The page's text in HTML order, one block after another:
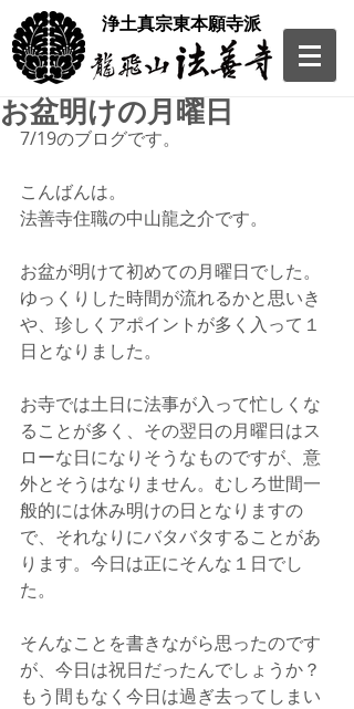
​浄土真宗東本願寺派
お盆明けの月曜日
7/19のブログです。
こんばんは。
法善寺住職の中山龍之介です。
お盆が明けて初めての月曜日でした。
ゆっくりした時間が流れるかと思いき
や、珍しくアポイントが多く入って１
日となりました。
お寺では土日に法事が入って忙しくな
ることが多く、その翌日の月曜日はス
ローな日になりそうなものですが、意
外とそうはなりません。むしろ世間一
般的には休み明けの日となりますの
で、それなりにバタバタすることがあ
ります。今日は正にそんな１日でし
た。
そんなことを書きながら思ったのです
が、今日は祝日だったんでしょうか？
もう間もなく今日は過ぎ去ってしまい